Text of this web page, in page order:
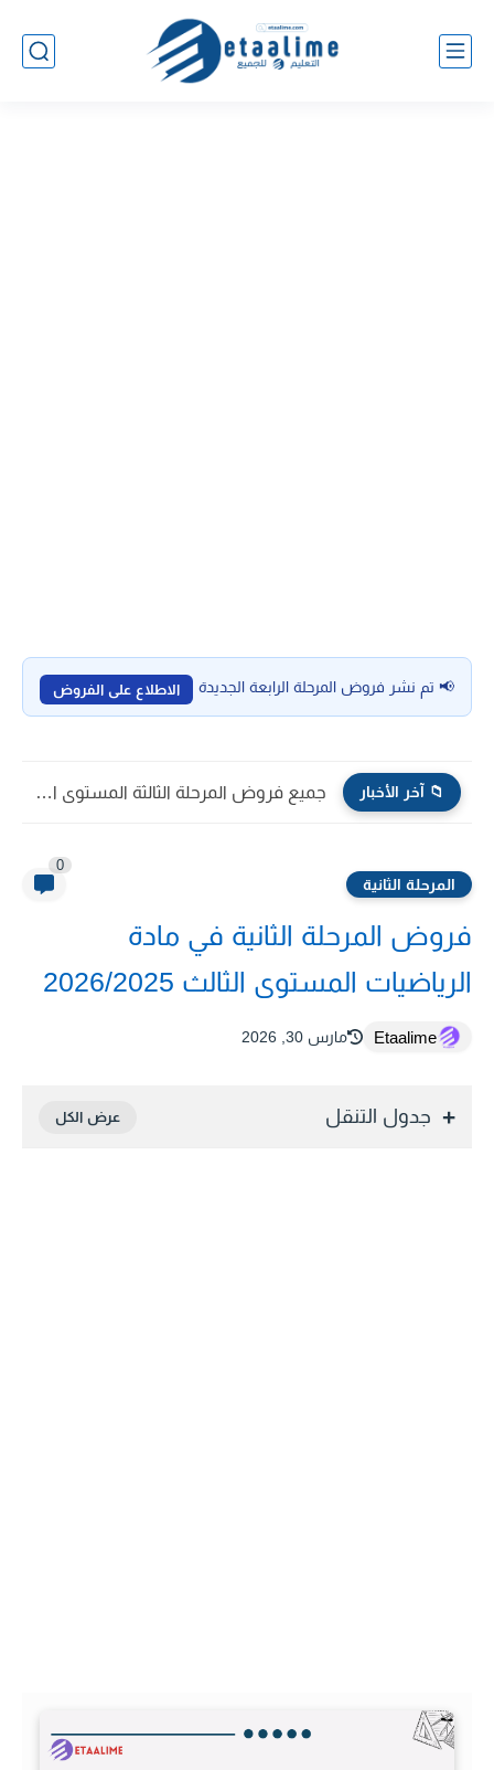
📢 تم نشر فروض المرحلة الرابعة الجديدة الاطلاع على الفروض
📁 آخر الأخبار فروض الرياضيات المرحلة الثالثة المستوى الثالث 2026/2025
المرحلة الثانية
0
فروض المرحلة الثانية في مادة
الرياضيات المستوى الثالث 2026/2025
Etaalime مارس 30, 2026
جدول التنقل